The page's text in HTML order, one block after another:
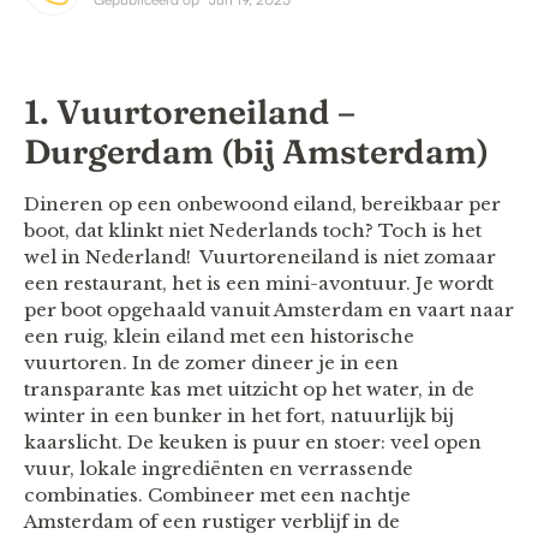
1. Vuurtoreneiland –
Durgerdam (bij Amsterdam)
Dineren op een onbewoond eiland, bereikbaar per
boot, dat klinkt niet Nederlands toch? Toch is het
wel in Nederland! Vuurtoreneiland is niet zomaar
een restaurant, het is een mini-avontuur. Je wordt
per boot opgehaald vanuit Amsterdam en vaart naar
een ruig, klein eiland met een historische
vuurtoren. In de zomer dineer je in een
transparante kas met uitzicht op het water, in de
winter in een bunker in het fort, natuurlijk bij
kaarslicht. De keuken is puur en stoer: veel open
vuur, lokale ingrediënten en verrassende
combinaties. Combineer met een nachtje
Amsterdam of een rustiger verblijf in de